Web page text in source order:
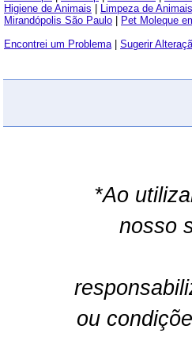
Higiene de Animais
Limpeza de Animais
Mirandópolis São Paulo
Pet Moleque
Encontrei um Problema| Sugerir
*Ao
nosso
ou